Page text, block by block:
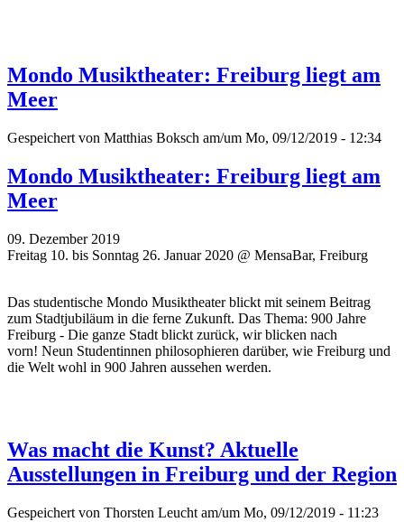
Mondo Musiktheater: Freiburg liegt am
Meer
Gespeichert von Matthias Boksch am/um Mo, 09/12/2019 - 12:34
Mondo Musiktheater: Freiburg liegt am
Meer
09. Dezember 2019
Freitag 10. bis Sonntag 26. Januar 2020 @ MensaBar, Freiburg
Das studentische Mondo Musiktheater blickt mit seinem Beitrag
zum Stadtjubiläum in die ferne Zukunft. Das Thema: 900 Jahre
Freiburg - Die ganze Stadt blickt zurück, wir blicken nach
vorn! Neun Studentinnen philosophieren darüber, wie Freiburg und
die Welt wohl in 900 Jahren aussehen werden.
Was macht die Kunst? Aktuelle
Ausstellungen in Freiburg und der Region
Gespeichert von Thorsten Leucht am/um Mo, 09/12/2019 - 11:23